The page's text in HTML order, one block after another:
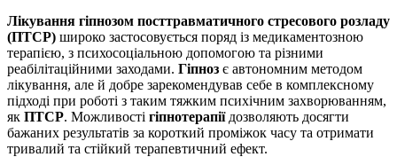
гіпнозом
Лікування гіпнозом посттравматичного стресового розладу
(ПТСР) широко застосовується поряд із медикаментозною
терапією, з психосоціальною допомогою та різними
реабілітаційними заходами. Гіпноз є автономним методом
лікування, але й добре зарекомендував себе в комплексному
підході при роботі з таким тяжким психічним захворюванням,
як ПТСР. Можливості гіпнотерапіїдозволяють досягти
бажаних результатів за короткий проміжок часу та отримати
тривалий та стійкий терапевтичний ефект.